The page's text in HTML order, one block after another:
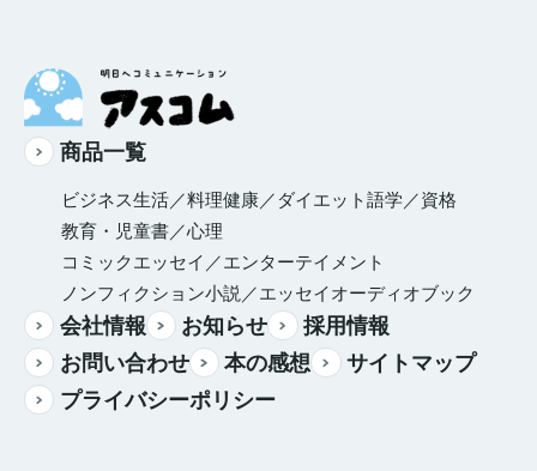
商品一覧
ビジネス生活／料理健康／ダイエット語学／資格
教育・児童書／心理
コミックエッセイ／エンターテイメント
ノンフィクション小説／エッセイオーディオブック
会社情報 お知らせ
採用情報
お問い合わせ
本の感想
サイトマップ
プライバシーポリシー